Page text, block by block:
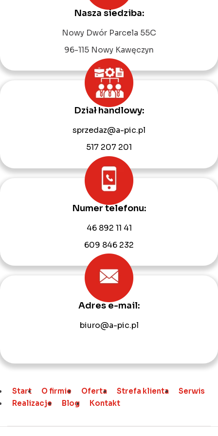
Nasza siedziba:
Nowy Dwór Parcela 55C
96-115 Nowy Kawęczyn
Dział handlowy:
sprzedaz@a-pic.pl
517 207 201
Numer telefonu:
46 892 11 41
609 846 232
Adres e-mail:
biuro@a-pic.pl
Start O firmie Oferta Strefa klienta
Serwis
Realizacje
Blog Kontakt